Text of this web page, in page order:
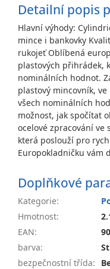
Detailní popis
Hlavní výhody:
mince i bankovky
rukojeť Oblíbená
plastových přihrádek,
nominálních hodnot.
plastový mincovník,
všech nominálních
možnost, jak spočítat
ocelové zpracování ve
která poslouží pro
Europokladničku vám
Doplňkové
Kategorie:
Hmotnost:
EAN:
barva:
bezpečnostní třída: